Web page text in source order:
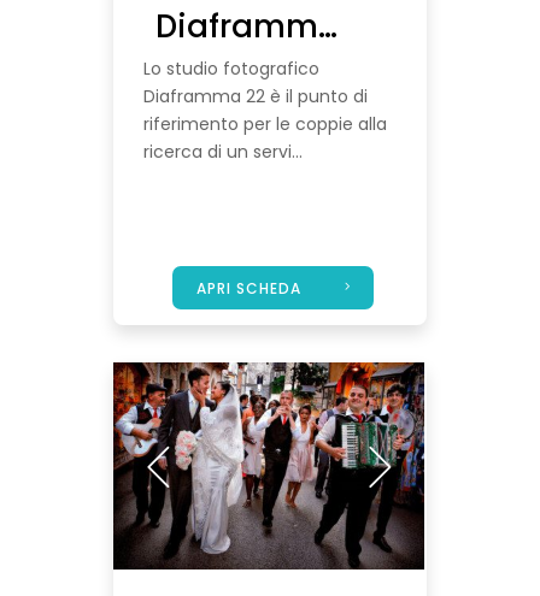
Diaframma 22 Atelier Fotografico
Lo studio fotografico
Diaframma 22 è il punto di
riferimento per le coppie alla
ricerca di un servi...
APRI SCHEDA